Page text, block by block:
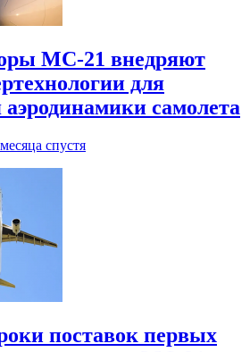
МС-21 внедряют
для
самолета
спустя
поставок первых